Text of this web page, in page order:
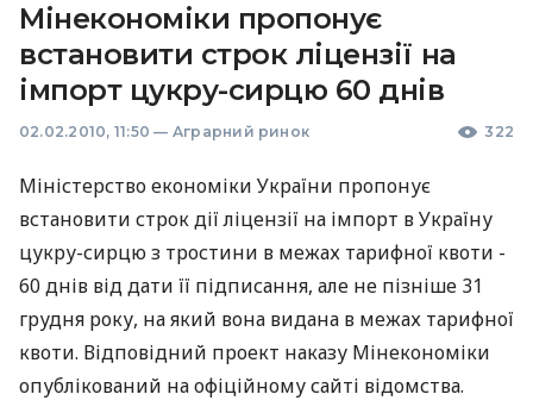
Мінекономіки пропонує
встановити строк ліцензії на
імпорт цукру-сирцю 60 днів
02.02.2010, 11:50 — Аграрний ринок 322
Міністерство економіки України пропонує
встановити строк дії ліцензії на імпорт в Україну
цукру-сирцю з тростини в межах тарифної квоти -
60 днів від дати її підписання, але не пізніше 31
грудня року, на який вона видана в межах тарифної
квоти. Відповідний проект наказу Мінекономіки
опублікований на офіційному сайті відомства.